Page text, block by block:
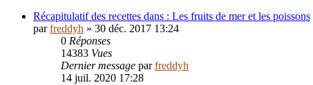
Récapitulatif des recettes dans : Les fruits de mer et les poissons
parfreddyh » 30 déc. 2017 13:24
0 Réponses
14383 Vues
Dernier message parfreddyh
14 juil. 2020 17:28